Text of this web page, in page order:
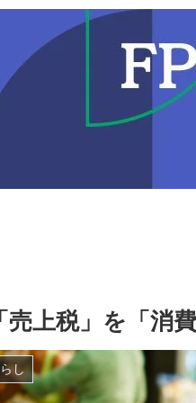
売上税」を「消
し